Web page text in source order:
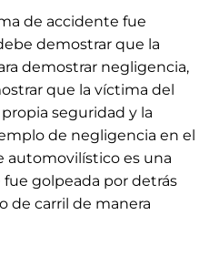
de accidente fue
demostrar que la
demostrar negligencia,
que la víctima del
seguridad y la
de negligencia en el
es una
golpeada por detrás
de carril de manera